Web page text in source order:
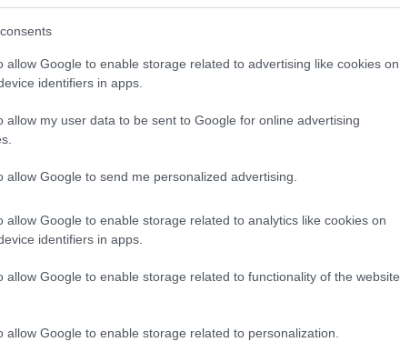
allow Google to enable storage related to advertising like cookies on
identifiers in apps.
allow my user data to be sent to Google for online advertising
allow Google to send me personalized advertising.
allow Google to enable storage related to analytics like cookies on
identifiers in apps.
allow Google to enable storage related to functionality of the website
allow Google to enable storage related to personalization.